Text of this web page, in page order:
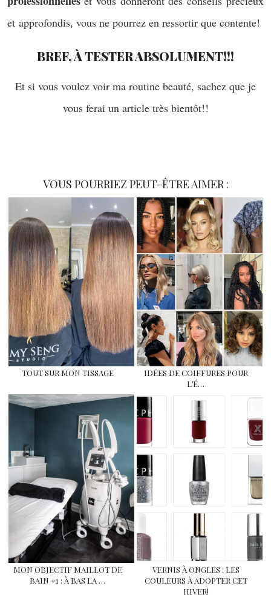
et approfondis, vous ne pourrez en ressortir que contente!
BREF, À TESTER ABSOLUMENT!!!
Et si vous voulez voir ma routine beauté, sachez que je
vous ferai un article très bientôt!!
VOUS POURRIEZ PEUT-ÊTRE AIMER :
TOUT SUR MON TISSAGE
IDÉES DE COIFFURES POUR
L’É…
MON OBJECTIF MAILLOT DE
BAIN #1 : À BAS LA …
VERNIS À ONGLES : LES
COULEURS À ADOPTER CET
HIVER!